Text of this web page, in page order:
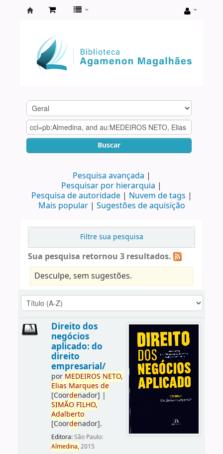
Agamenon
Magalhães
Buscar
Pesquisa avançada
Pesquisar por hierarquia
Pesquisa de autoridade
Nuvem de tags
Mais popular
Sugestões de aquisição
Filtre sua pesquisa
Sua pesquisa retornou 3 resultados.
Desculpe, sem sugestões.
Direito dos
negócios
aplicado: do
direito
empresarial/
por MEDEIROS NETO,
Elias Marques de
[Coordenador] |
SIMÃO FILHO,
Adalberto
[Coordenador].
Editora:São Paulo:
Almedina,2015